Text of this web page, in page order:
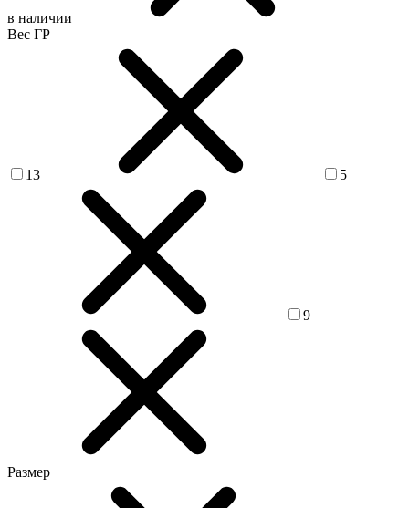
в наличии
Вес ГР
13 5
9
Размер